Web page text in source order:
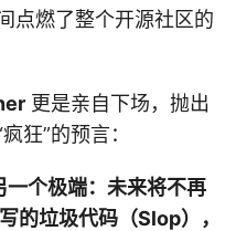
点燃了整个开源社区的
更是亲自下场，抛出
狂”的预言：
一个极端：未来将不再
的垃圾代码（Slop），